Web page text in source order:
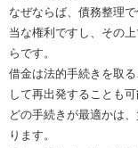
なぜならば、債務整理
当な権利ですし、その
らです。
借金は法的手続きを取
して再出発することも可
どの手続きが最適かは
ります。